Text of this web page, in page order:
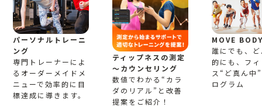
設備内容
トレーニン
スタジオ プール シャワー お風呂
水風呂 サウナ
エステティ
ック
ブティック ラウンジ
パーソナルトレーニ
ング
専門トレーナーによ
るオーダーメイドメ
ニューで効率的に目
標達成に導きます。
ティップネスの測定
～カウンセリング
数値でわかる“カラ
ダのリアル”と改善
提案をご紹介！
MOVE
誰にでも、
的にも、フ
ス“ど真ん中
ログラム